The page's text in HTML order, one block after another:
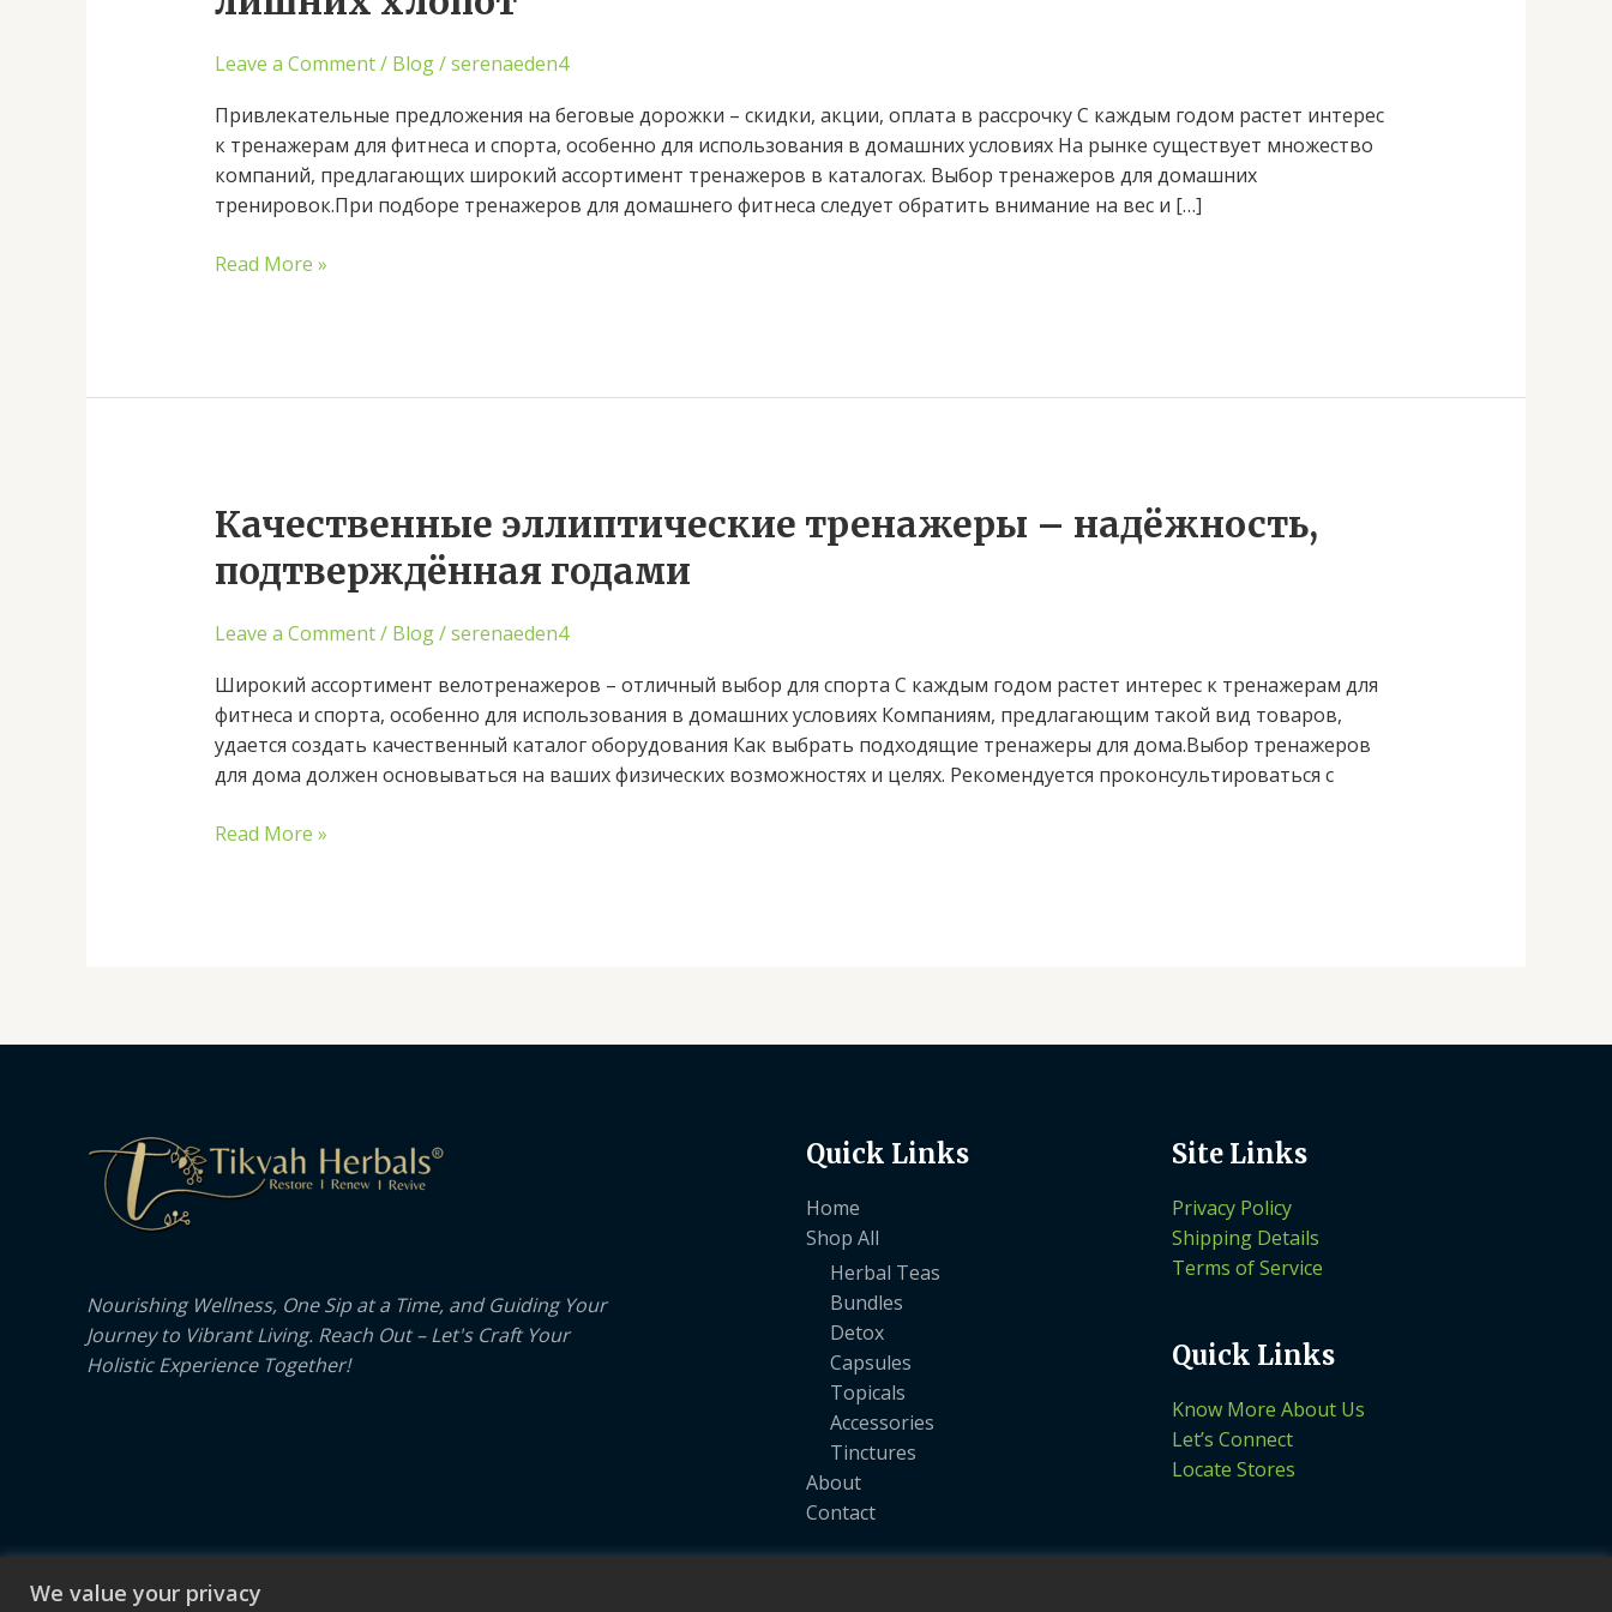
We value your privacy
Leave a Comment/ Blog/serenaeden4
Привлекательные предложения на беговые дорожки – скидки, акции, оплата в рассрочку С каждым годом растет интерес
к тренажерам для фитнеса и спорта, особенно для использования в домашних условиях На рынке существует множество
компаний, предлагающих широкий ассортимент тренажеров в каталогах. Выбор тренажеров для домашних
тренировок.При подборе тренажеров для домашнего фитнеса следует обратить внимание на вес и […]
тренируйтесь
без
лишних
хлопот
Read More »
Качественные эллиптические тренажеры – надёжность,
подтверждённая годами
Leave a Comment/ Blog/serenaeden4
Широкий ассортимент велотренажеров – отличный выбор для спорта С каждым годом растет интерес к тренажерам для
фитнеса и спорта, особенно для использования в домашних условиях Компаниям, предлагающим такой вид товаров,
удается создать качественный каталог оборудования Как выбрать подходящие тренажеры для дома.Выбор тренажеров
для дома должен основываться на ваших физических возможностях и целях. Рекомендуется проконсультироваться с
Качественные
эллиптические
тренажеры
надёжность,
годами
Read More »
Nourishing Wellness, One Sip at a Time, and Guiding Your
Journey to Vibrant Living. Reach Out – Let's Craft Your
Holistic Experience Together!
Quick Links
Home
Shop All
Herbal Teas
Bundles
Detox
Capsules
Topicals
Accessories
Tinctures
About
Contact
Site Links
Privacy Policy
Shipping Details
Terms of Service
Quick Links
Know More About Us
Let’s Connect
Locate Stores